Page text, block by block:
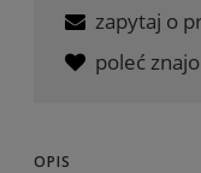
zapytaj o
poleć
OPIS